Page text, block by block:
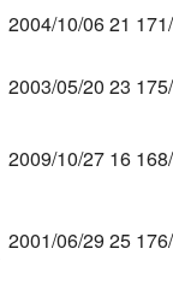
2004/10/0621
2003/05/20 23
2009/10/27 16
2001/06/29 25